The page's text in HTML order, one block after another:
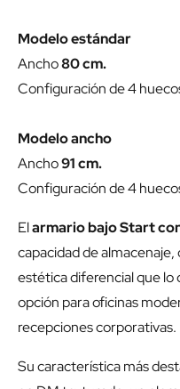
Modelo estándar
Ancho80 cm.
Configuración de 4
Modelo ancho
Ancho91 cm.
Configuración de 4
Elarmario bajo Start
capacidad de
estética diferencial que
opción para oficinas
recepciones corporativas.
Su característica más